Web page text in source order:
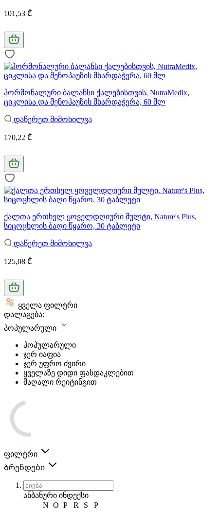
101,53 ₾
ჰორმონალური ბალანსი ქალებისთვის, NutraMedix,
ციკლისა და მენოპაუზის მხარდაჭერა, 60 მლ
დაწერეთ მიმოხილვა
170,22 ₾
ქალთა ერთხელ ყოველდღიური მულტი, Nature's Plus,
სიცოცხლის ბაღი წყარო, 30 ტაბლეტი
დაწერეთ მიმოხილვა
125,08 ₾
ყველა ფილტრი
დალაგება:
პოპულარული
პოპულარული
ჯერ იაფია
ჯერ უფრო ძვირი
ყველაზე დიდი ფასდაკლებით
მაღალი რეიტინგით
ფილტრი
Ბრენდები
ანბანური ინდექსი
N O P R S Р